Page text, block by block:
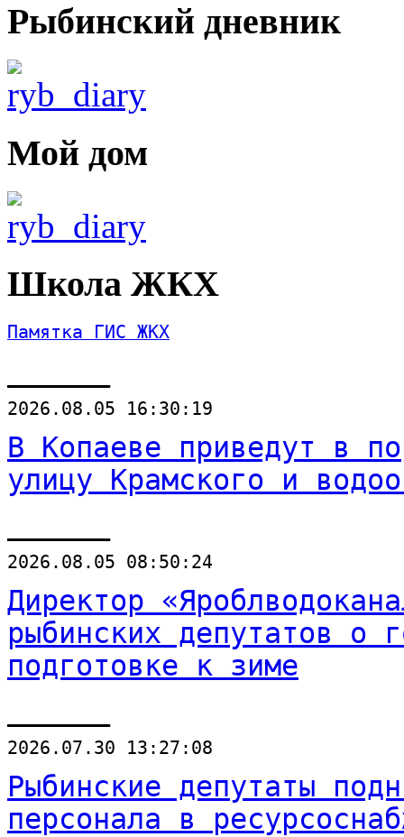
Рыбинский дневник
Мой дом
Школа ЖКХ
Памятка ГИС ЖКХ
2026.08.05 16:30:19
В Копаеве приведут в
улицу Крамского и
2026.08.05 08:50:24
Директор
рыбинских депутатов о
подготовке к зиме
2026.07.30 13:27:08
Рыбинские депутаты
персонала в